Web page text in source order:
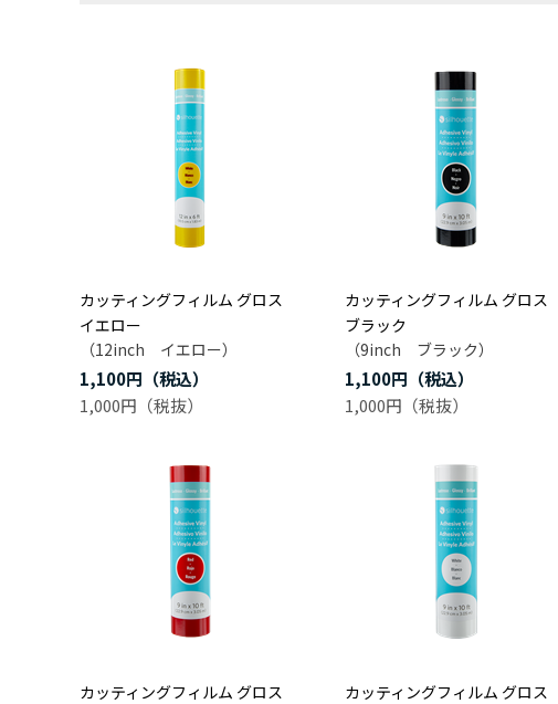
カッティングフィルム グロス
イエロー
（12inch イエロー）
1,100円
1,000円
カッティングフィルム グロス
ブラック
（9inch ブラック）
1,100円
1,000円
カッティングフィルム グロス
カッティングフィルム グロス